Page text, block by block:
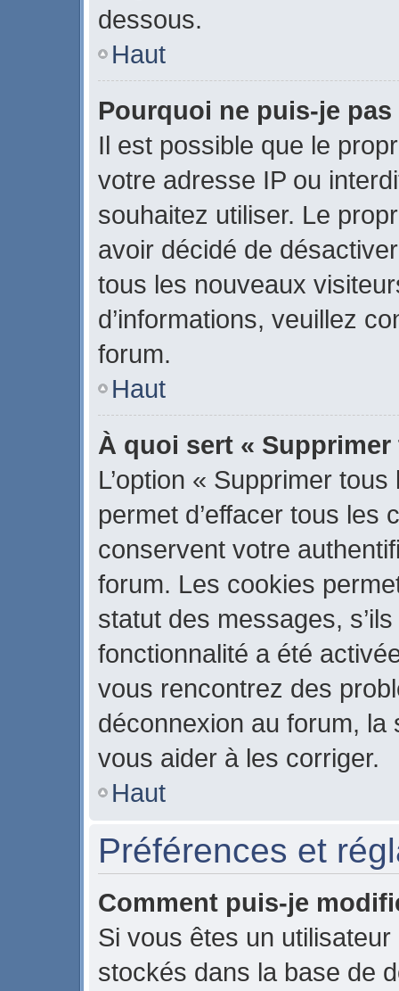
dessous.
Haut
Pourquoi ne puis-je pas
Il est possible que le
votre adresse IP ou
souhaitez utiliser. Le
avoir décidé de
tous les nouveaux
d’informations, veuillez
forum.
Haut
À quoi sert «
L’option « Supprimer
permet d’effacer tous les
conservent votre
forum. Les cookies
statut des messages,
fonctionnalité a été
vous rencontrez des
déconnexion au forum,
vous aider à les corriger.
Haut
Préférences et
Comment puis-je
Si vous êtes un
stockés dans la base de